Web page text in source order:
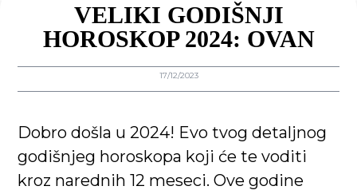
VELIKI GODIŠNJI
HOROSKOP 2024: OVAN
17/12/2023
Dobro došla u 2024! Evo tvog detaljnog
godišnjeg horoskopa koji će te voditi
kroz narednih 12 meseci. Ove godine